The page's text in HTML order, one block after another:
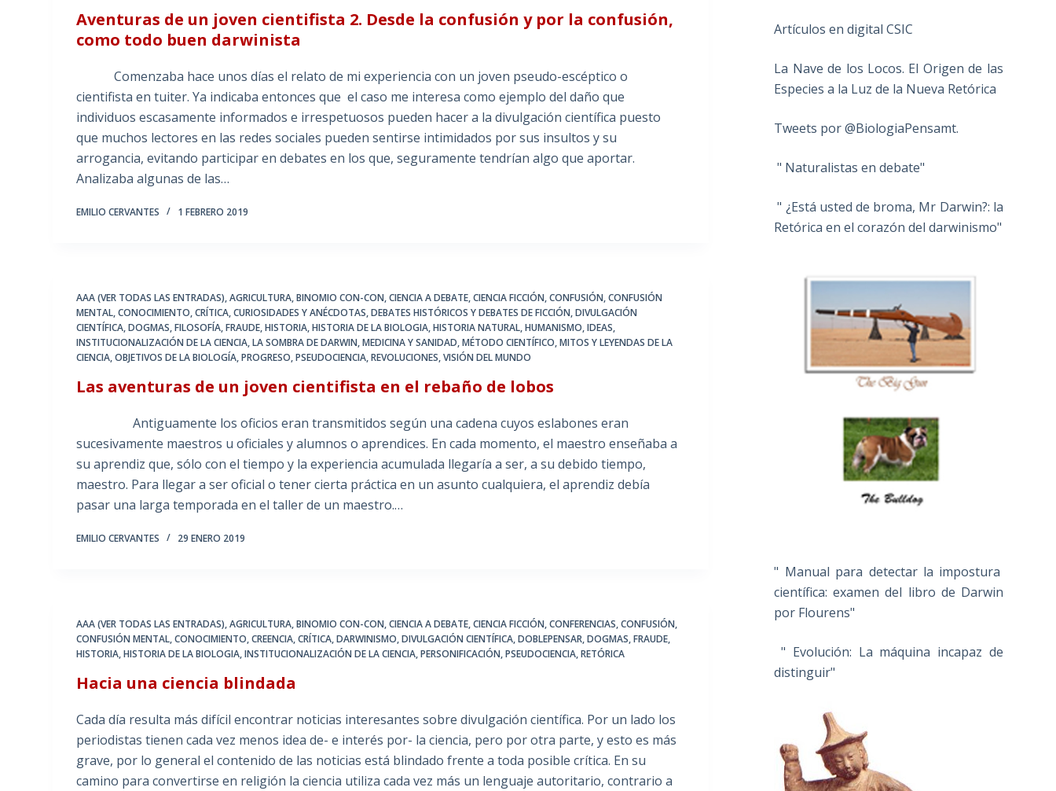
Aventuras de un joven cientifista 2. Desde la confusión y por la confusión,
como todo buen darwinista
Comenzaba hace unos días el relato de mi experiencia con un joven pseudo-escéptico o
cientifista en tuiter. Ya indicaba entonces que el caso me interesa como ejemplo del daño que
individuos escasamente informados e irrespetuosos pueden hacer a la divulgación científica puesto
que muchos lectores en las redes sociales pueden sentirse intimidados por sus insultos y su
arrogancia, evitando participar en debates en los que, seguramente tendrían algo que aportar.
Analizaba algunas de las…
EMILIO CERVANTES 1 FEBRERO 2019
AAA (VER TODAS LAS ENTRADAS),AGRICULTURA,BINOMIO CON-CON,CIENCIA A DEBATE,CIENCIA FICCIÓN,CONFUSIÓN,CONFUSIÓN
MENTAL,CONOCIMIENTO,CRÍTICA,CURIOSIDADES Y ANÉCDOTAS,DEBATES HISTÓRICOS Y DEBATES DE FICCIÓN,DIVULGACIÓN
CIENTÍFICA,DOGMAS,FILOSOFÍA,FRAUDE,HISTORIA,HISTORIA DE LA BIOLOGIA,HISTORIA NATURAL,HUMANISMO,IDEAS,
INSTITUCIONALIZACIÓN DE LA CIENCIA,LA SOMBRA DE DARWIN,MEDICINA Y SANIDAD,MÉTODO CIENTÍFICO,MITOS Y LEYENDAS DE LA
CIENCIA,OBJETIVOS DE LA BIOLOGÍA,PROGRESO,PSEUDOCIENCIA,REVOLUCIONES,VISIÓN DEL MUNDO
Las aventuras de un joven cientifista en el rebaño de lobos
Antiguamente los oficios eran transmitidos según una cadena cuyos eslabones eran
sucesivamente maestros u oficiales y alumnos o aprendices. En cada momento, el maestro enseñaba a
su aprendiz que, sólo con el tiempo y la experiencia acumulada llegaría a ser, a su debido tiempo,
maestro. Para llegar a ser oficial o tener cierta práctica en un asunto cualquiera, el aprendiz debía
pasar una larga temporada en el taller de un maestro.…
EMILIO CERVANTES 29 ENERO 2019
AAA (VER TODAS LAS ENTRADAS),AGRICULTURA,BINOMIO CON-CON,CIENCIA A DEBATE,CIENCIA FICCIÓN,CONFERENCIAS,CONFUSIÓN,
CONFUSIÓN MENTAL,CONOCIMIENTO,CREENCIA,CRÍTICA,DARWINISMO,DIVULGACIÓN CIENTÍFICA,DOBLEPENSAR,DOGMAS,FRAUDE,
HISTORIA,HISTORIA DE LA BIOLOGIA,INSTITUCIONALIZACIÓN DE LA CIENCIA,PERSONIFICACIÓN,PSEUDOCIENCIA,RETÓRICA
Hacia una ciencia blindada
Cada día resulta más difícil encontrar noticias interesantes sobre divulgación científica. Por un lado los
periodistas tienen cada vez menos idea de- e interés por- la ciencia, pero por otra parte, y esto es más
grave, por lo general el contenido de las noticias está blindado frente a toda posible crítica. En su
camino para convertirse en religión la ciencia utiliza cada vez más un lenguaje autoritario, contrario a
Artículos en digital CSIC
La Nave de los Locos. El Origen de las
Especies a la Luz de la Nueva Retórica
Tweets por @BiologiaPensamt.
" Naturalistas en debate"
" ¿Está usted de broma, Mr Darwin?: la
Retórica en el corazón del darwinismo"
" Manual para detectar la impostura
científica: examen del libro de Darwin
por Flourens"
" Evolución: La máquina incapaz de
distinguir"